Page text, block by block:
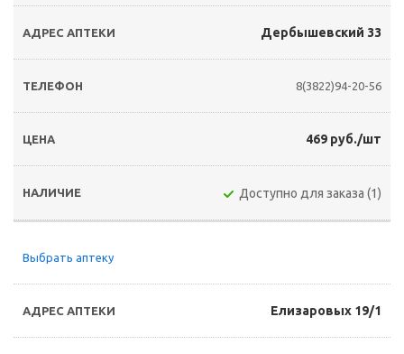
Дербышевский 33
8(3822)94-20-56
469 руб./шт
Доступно для заказа (1)
Выбрать аптеку
Елизаровых 19/1